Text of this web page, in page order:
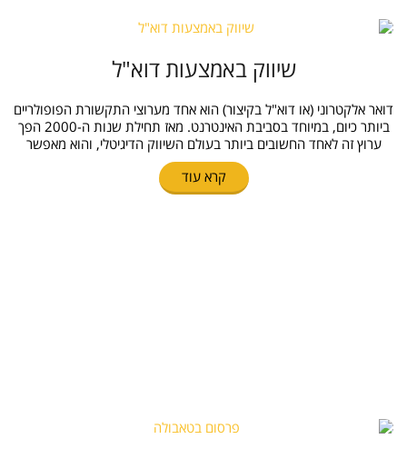
שיווק באמצעות דוא"ל
דואר אלקטרוני (או דוא"ל בקיצור) הוא אחד מערוצי התקשורת הפופולריים
ביותר כיום, במיוחד בסביבת האינטרנט. מאז תחילת שנות ה-2000 הפך
ערוץ זה לאחד החשובים ביותר בעולם השיווק הדיגיטלי, והוא מאפשר
קרא עוד